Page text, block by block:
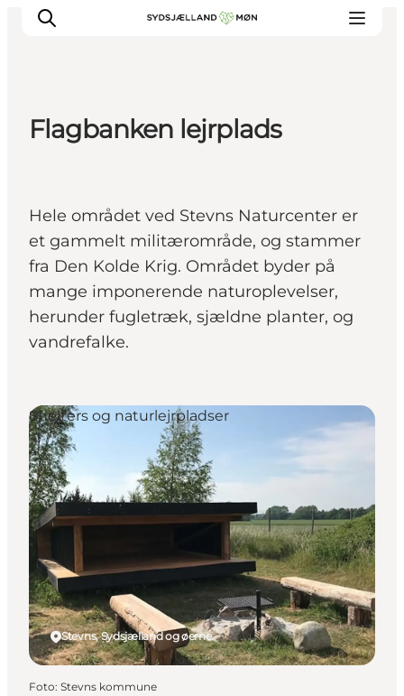
Events
Overnat
Planlæg din tur
Flagbanken lejrplads
Hele området ved Stevns Naturcenter er
et gammelt militærområde, og stammer
fra Den Kolde Krig. Området byder på
mange imponerende naturoplevelser,
herunder fugletræk, sjældne planter, og
vandrefalke.
Stevns, Sydsjælland og øerne
Shelters og naturlejrpladser
Foto: Stevns kommune